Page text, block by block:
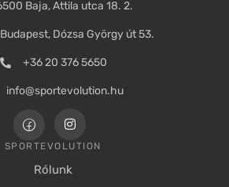
Baja, Attila utca 18. 2.
Dózsa György út 53.
+36 20 376 5650
info@sportevolution.hu
SPORTEVOLUTION
Rólunk